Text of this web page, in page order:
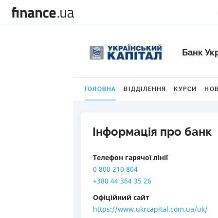
Банк
ГОЛОВНА ВІДДІЛЕННЯ КУРСИ
Інформація про банк
Телефон гарячої лінії
0 800 210 804
+380 44 364 35 26
Офіційний сайт
https://www.ukrcapital.com.ua/uk/